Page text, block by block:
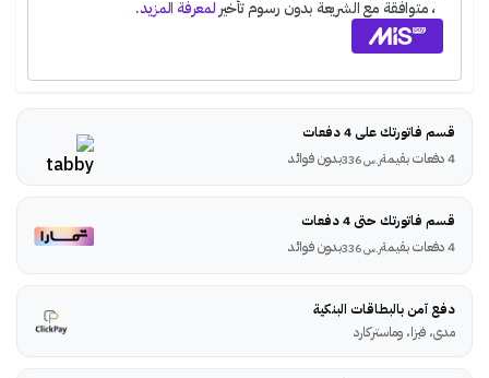
قسم فاتورتك على 4 دفعات
4 دفعات بقيمة
ر.س بدون فوائد
قسم فاتورتك حتى 4 دفعات
4 دفعات بقيمة
ر.س بدون فوائد
دفع آمن بالبطاقات البنكية
مدى، فيزا، وماستركارد